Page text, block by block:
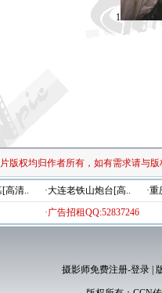
1
版权均归作者所有，如有需求请与
[高清.. ·大连老铁山炮台[高..
·
·广告招租QQ:52837246
摄影师免费注册-登录|